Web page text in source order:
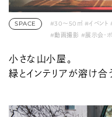
SPACE #30〜50㎡ #イベント
#動画撮影 #展示会・ポ
小さな山小屋。
緑とインテリアが溶け